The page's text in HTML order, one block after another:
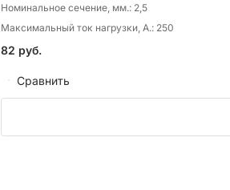
Номинальное сечение, мм.: 2,5
Максимальный ток нагрузки, А.: 250
82 руб.
Сравнить